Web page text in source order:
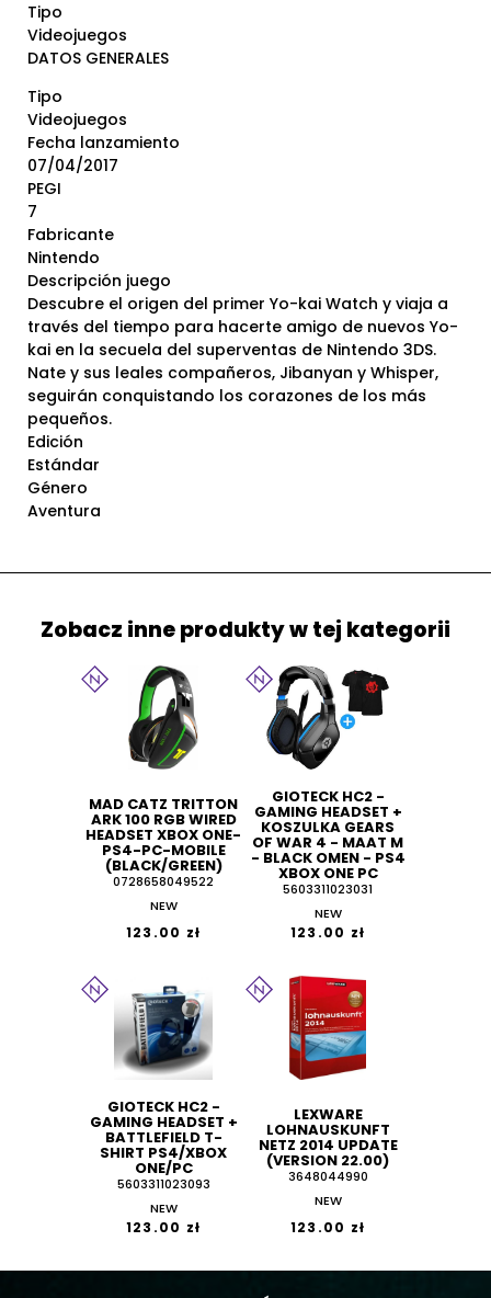
Tipo
Videojuegos
DATOS GENERALES
Tipo
Videojuegos
Fecha lanzamiento
07/04/2017
PEGI
7
Fabricante
Nintendo
Descripción juego
Descubre el origen del primer Yo-kai Watch y viaja a
través del tiempo para hacerte amigo de nuevos Yo-
kai en la secuela del superventas de Nintendo 3DS.
Nate y sus leales compañeros, Jibanyan y Whisper,
seguirán conquistando los corazones de los más
pequeños.
Edición
Estándar
Género
Aventura
Zobacz inne produkty w tej kategorii
MAD CATZ TRITTON
ARK 100 RGB WIRED
HEADSET XBOX ONE-
PS4-PC-MOBILE
(BLACK/GREEN)
0728658049522
NEW
123.00 zł
GIOTECK HC2 -
GAMING HEADSET +
KOSZULKA GEARS
OF WAR 4 - MAAT M
- BLACK OMEN - PS4
XBOX ONE PC
5603311023031
NEW
123.00 zł
GIOTECK HC2 -
GAMING HEADSET +
BATTLEFIELD T-
SHIRT PS4/XBOX
ONE/PC
5603311023093
NEW
123.00 zł
LEXWARE
LOHNAUSKUNFT
NETZ 2014 UPDATE
(VERSION 22.00)
3648044990
NEW
123.00 zł